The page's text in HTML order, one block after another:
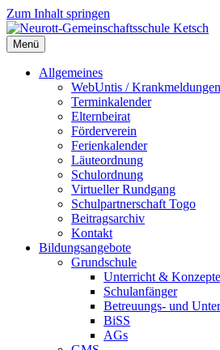
Zum Inhalt springen
Neurott-Gemeinschaftsschule Ketsch
Menü
Allgemeines
WebUntis / Krankmeldungen
Terminkalender
Elternbeirat
Förderverein
Ferienkalender
Läuteordnung
Schulordnung
Virtueller Rundgang
Schulpartnerschaft Togo
Beitragsarchiv
Kontakt
Bildungsangebote
Grundschule
Unterricht & Konzepte
Schulanfänger
Betreuungs- und
BiSS
AGs